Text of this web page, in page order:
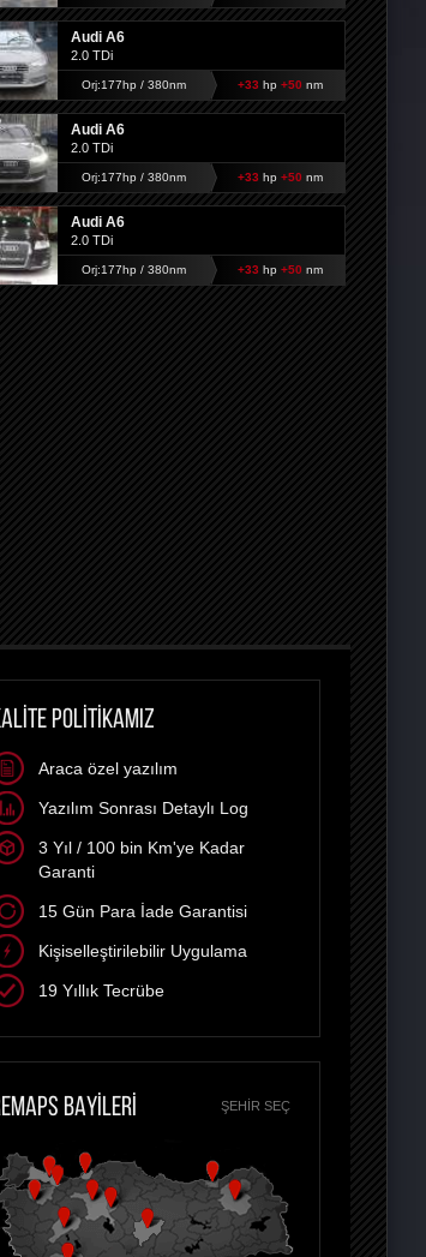
Audi A6
2.0 TDi
Orj:177hp / 380nm +33 hp +50 nm
Audi A6
2.0 TDi
Orj:177hp / 380nm +33 hp +50 nm
Audi A6
2.0 TDi
Orj:177hp / 380nm +33 hp +50 nm
POLİTİKAMIZ
Araca özel yazılım
Yazılım Sonrası Detaylı Log
3 Yıl / 100 bin Km'ye Kadar
Garanti
15 Gün Para İade Garantisi
Kişiselleştirilebilir Uygulama
19 Yıllık Tecrübe
BAYİLERİ ŞEHIR SEÇ